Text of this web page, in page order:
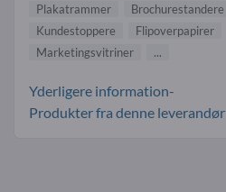
Plakatrammer
Brochurestandere
Kundestoppere
Flipoverpapirer
Marketingsvitriner
...
Yderligere information-
Produkter fra denne leverandør